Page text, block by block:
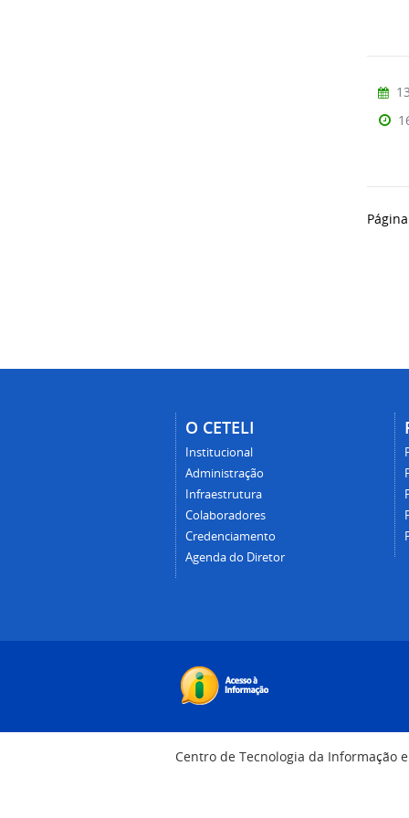
O CETELI
Institucional
Administração
Infraestrutura
Colaboradores
Credenciamento
Agenda do Diretor
Centro de Tecnologia da Informação